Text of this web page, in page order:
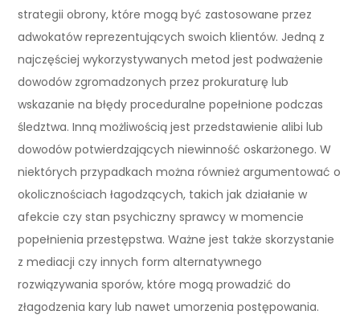
strategii obrony, które mogą być zastosowane przez
adwokatów reprezentujących swoich klientów. Jedną z
najczęściej wykorzystywanych metod jest podważenie
dowodów zgromadzonych przez prokuraturę lub
wskazanie na błędy proceduralne popełnione podczas
śledztwa. Inną możliwością jest przedstawienie alibi lub
dowodów potwierdzających niewinność oskarżonego. W
niektórych przypadkach można również argumentować o
okolicznościach łagodzących, takich jak działanie w
afekcie czy stan psychiczny sprawcy w momencie
popełnienia przestępstwa. Ważne jest także skorzystanie
z mediacji czy innych form alternatywnego
rozwiązywania sporów, które mogą prowadzić do
złagodzenia kary lub nawet umorzenia postępowania.